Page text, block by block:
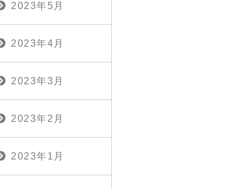
2023年5月
2023年4月
2023年3月
2023年2月
2023年1月